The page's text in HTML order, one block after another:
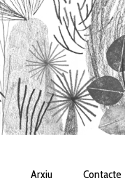
Arxiu Contacte